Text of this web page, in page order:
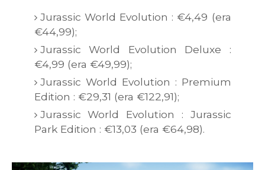
Jurassic World Evolution : €4,49 (era
€44,99);
Jurassic World Evolution Deluxe :
€4,99 (era €49,99);
Jurassic World Evolution : Premium
Edition : €29,31 (era €122,91);
Jurassic World Evolution : Jurassic
Park Edition : €13,03 (era €64,98).